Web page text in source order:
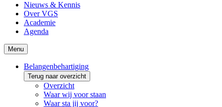
Nieuws & Kennis
Over VGS
Academie
Agenda
Menu
Belangenbehartiging
Terug naar overzicht
Overzicht
Waar wij voor staan
Waar sta jij voor?